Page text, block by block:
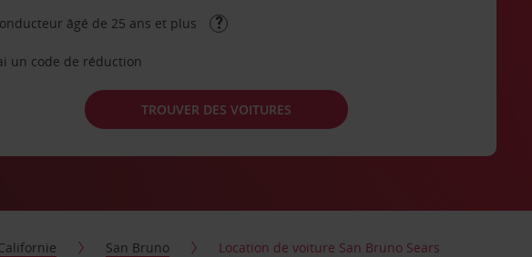
âgé de 25 ans et plus
un code de réduction
TROUVER DES VOITURES
San Bruno Location de voiture San Bruno Sears